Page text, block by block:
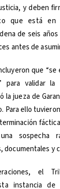
y deben
que está en
de seis
antes de
que
para validar
la jueza de
Para ello
sospecha
documentales y
el
instancia de